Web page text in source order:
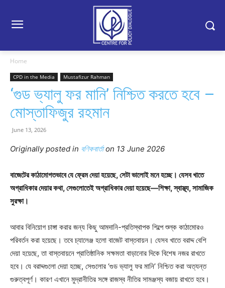
Home
CPD in the Media Mustafizur Rahman
‘গুড ভ্যালু ফর মানি’ নিশ্চিত করতে হবে –
মোস্তাফিজুর রহমান
June 13, 2026
Originally posted in বণিকবার্তাon 13 June 2026
বাজেটের কাঠামোগতভাবে যে ফ্রেম দেয়া হয়েছে, সেটা ভালোই মনে হচ্ছে। যেসব খাতে
অগ্রাধিকার দেয়ার কথা, সেগুলোতেই অগ্রাধিকার দেয়া হয়েছে—শিক্ষা, স্বাস্থ্য, সামাজিক
সুরক্ষা।
আবার বিনিয়োগ চাঙ্গা করার জন্য কিছু আমদানি-প্রতিস্থাপক শিল্পে শুল্ক কাঠামোরও
পরিবর্তন করা হয়েছে। তবে চ্যালেঞ্জ হলো বাজেট বাস্তবায়ন। যেসব খাতে বরাদ্দ বেশি
দেয়া হয়েছে, তা বাস্তবায়নে প্রাতিষ্ঠানিক সক্ষমতা বাড়ানোর দিকে বিশেষ নজর রাখতে
হবে। যে বরাদ্দগুলো দেয়া হচ্ছে, সেগুলোর ‘গুড ভ্যালু ফর মানি’ নিশ্চিত করা অত্যন্ত
গুরুত্বপূর্ণ। কারণ এখানে মুদ্রানীতির সঙ্গে রাজস্ব নীতির সামঞ্জস্য বজায় রাখতে হবে।